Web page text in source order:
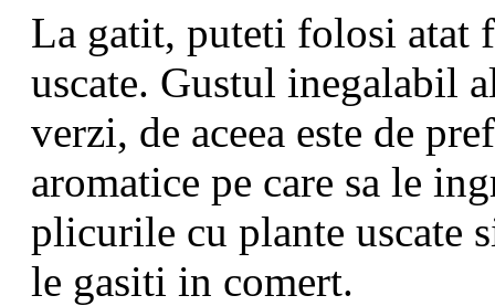
La gatit, puteti folosi atat
uscate. Gustul inegalabil
verzi, de aceea este de
aromatice pe care sa le
plicurile cu plante uscate
le gasiti in comert.